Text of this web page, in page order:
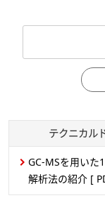
GC/MSとLC/MS
723.35KB ]
GC/MSを用い
[ PDF /
LC/MSとGC/MS
ショウジョウバ
差異解析
[ PDF /
テクニカル
GC-MSを用いた
解析法の紹介 [